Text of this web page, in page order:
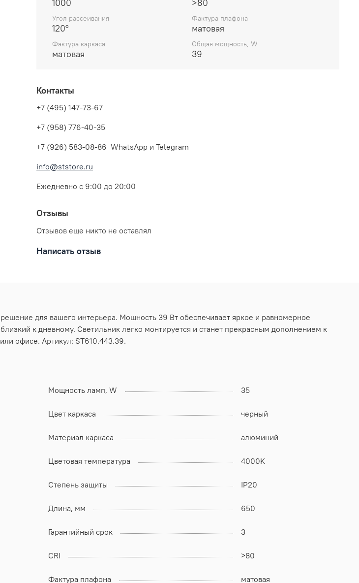
1000 >80
Угол рассеивания
120°
Фактура плафона
матовая
Фактура каркаса
матовая
Общая мощность, W
39
Контакты
+7 (495) 147-73-67
+7 (958) 776-40-35
+7 (926) 583-08-86 WhatsApp и Telegram
info@ststore.ru
Ежедневно с 9:00 до 20:00
Отзывы
Отзывов еще никто не оставлял
Написать отзыв
для вашего интерьера. Мощность 39 Вт обеспечивает яркое и равномерное
к дневному. Светильник легко монтируется и станет прекрасным дополнением к
офисе. Артикул: ST610.443.39.
Мощность ламп, W 35
Цвет каркаса черный
Материал каркаса алюминий
Цветовая температура 4000K
Степень защиты IP20
Длина, мм 650
Гарантийный срок 3
CRI >80
Фактура плафона матовая